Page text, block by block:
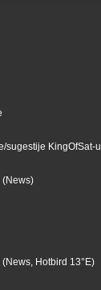
sugestije KingOfSat-u
(News)
Hotbird 13°E)